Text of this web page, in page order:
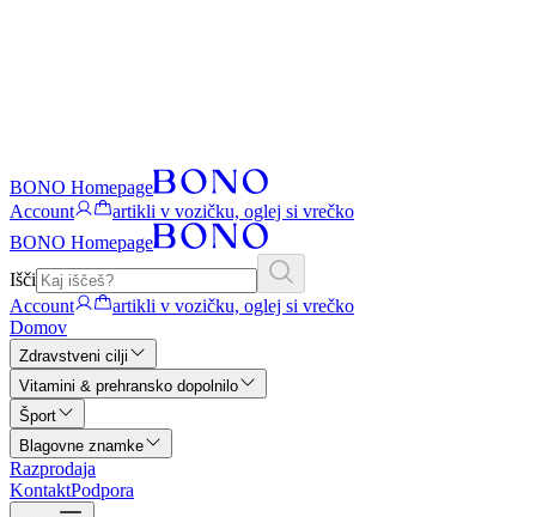
BONO Homepage
Account
artikli v vozičku, oglej si vrečko
BONO Homepage
Išči
Account
artikli v vozičku, oglej si vrečko
Domov
Zdravstveni cilji
Vitamini & prehransko dopolnilo
Šport
Blagovne znamke
Razprodaja
KontaktPodpora